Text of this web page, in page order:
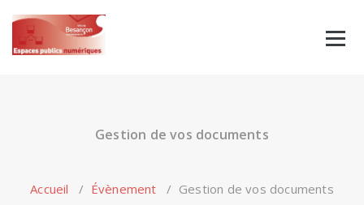
content
Gestion de vos documents
Accueil / Évènement / Gestion de vos documents